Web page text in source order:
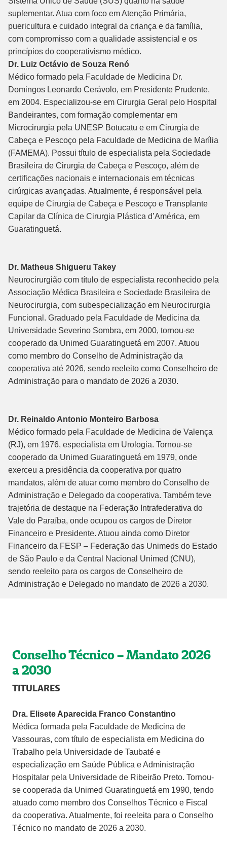
suplementar. Atua com foco em Atenção Primária,
puericultura e cuidado integral da criança e da família,
com compromisso com a qualidade assistencial e os
princípios do cooperativismo médico.
Dr. Luiz Octávio de Souza Renó
Médico formado pela Faculdade de Medicina Dr.
Domingos Leonardo Cerávolo, em Presidente Prudente,
em 2004. Especializou-se em Cirurgia Geral pelo Hospital
Bandeirantes, com formação complementar em
Microcirurgia pela UNESP Botucatu e em Cirurgia de
Cabeça e Pescoço pela Faculdade de Medicina de Marília
(FAMEMA). Possui título de especialista pela Sociedade
Brasileira de Cirurgia de Cabeça e Pescoço, além de
certificações nacionais e internacionais em técnicas
cirúrgicas avançadas. Atualmente, é responsável pela
equipe de Cirurgia de Cabeça e Pescoço e Transplante
Capilar da Clínica de Cirurgia Plástica d’América, em
Guaratinguetá.
Dr. Matheus Shigueru Takey
Neurocirurgião com título de especialista reconhecido pela
Associação Médica Brasileira e Sociedade Brasileira de
Neurocirurgia, com subespecialização em Neurocirurgia
Funcional. Graduado pela Faculdade de Medicina da
Universidade Severino Sombra, em 2000, tornou-se
cooperado da Unimed Guaratinguetá em 2007. Atuou
como membro do Conselho de Administração da
cooperativa até 2026, sendo reeleito como Conselheiro de
Administração para o mandato de 2026 a 2030.
Dr. Reinaldo Antonio Monteiro Barbosa
Médico formado pela Faculdade de Medicina de Valença
(RJ), em 1976, especialista em Urologia. Tornou-se
cooperado da Unimed Guaratinguetá em 1979, onde
exerceu a presidência da cooperativa por quatro
mandatos, além de atuar como membro do Conselho de
Administração e Delegado da cooperativa. Também teve
trajetória de destaque na Federação Intrafederativa do
Vale do Paraíba, onde ocupou os cargos de Diretor
Financeiro e Presidente. Atuou ainda como Diretor
Financeiro da FESP – Federação das Unimeds do Estado
de São Paulo e da Central Nacional Unimed (CNU),
sendo reeleito para os cargos de Conselheiro de
Administração e Delegado no mandato de 2026 a 2030.
Conselho Técnico – Mandato 2026
a 2030
TITULARES
Dra. Elisete Aparecida Franco Constantino
Médica formada pela Faculdade de Medicina de
Vassouras, com título de especialista em Medicina do
Trabalho pela Universidade de Taubaté e
especialização em Saúde Pública e Administração
Hospitalar pela Universidade de Ribeirão Preto. Tornou-
se cooperada da Unimed Guaratinguetá em 1990, tendo
atuado como membro dos Conselhos Técnico e Fiscal
da cooperativa. Atualmente, foi reeleita para o Conselho
Técnico no mandato de 2026 a 2030.